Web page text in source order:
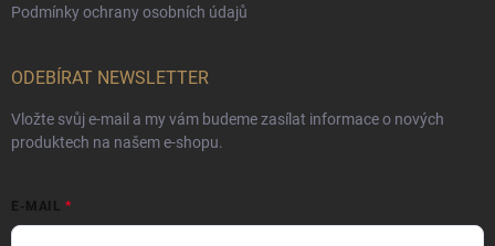
Podmínky ochrany osobních údajů
ODEBÍRAT NEWSLETTER
Vložte svůj e-mail a my vám budeme zasílat informace o nových
produktech na našem e-shopu.
E-MAIL